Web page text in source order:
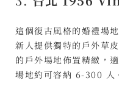
這個復古風格的婚禮場
新人提供獨特的戶外草
的戶外場地佈置精緻，
場地約可容納 6-300 人